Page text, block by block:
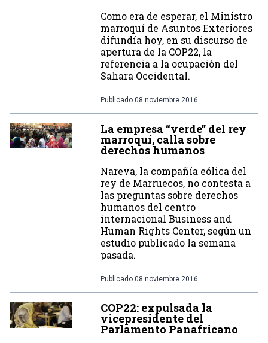
Como era de esperar, el Ministro
marroquí de Asuntos Exteriores
difundía hoy, en su discurso de
apertura de la COP22, la
referencia a la ocupación del
Sahara Occidental.
Publicado 08 noviembre 2016
La empresa “verde” del rey
marroquí, calla sobre
derechos humanos
Nareva, la compañía eólica del
rey de Marruecos, no contesta a
las preguntas sobre derechos
humanos del centro
internacional Business and
Human Rights Center, según un
estudio publicado la semana
pasada.
Publicado 08 noviembre 2016
COP22: expulsada la
vicepresidente del
Parlamento Panafricano